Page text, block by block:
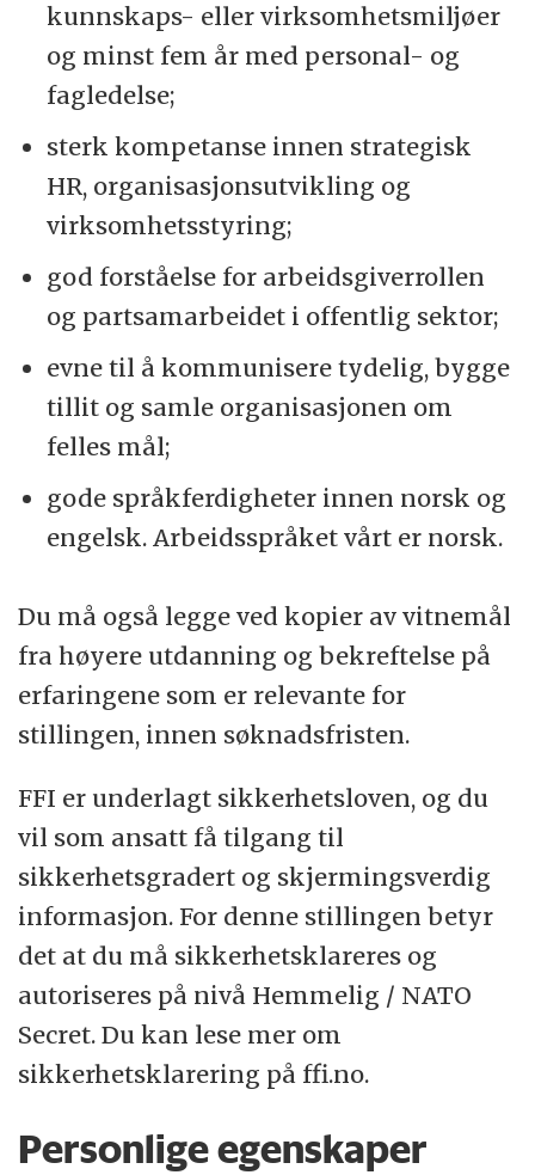
kunnskaps- eller virksomhetsmiljøer
og minst fem år med personal- og
fagledelse;
sterk kompetanse innen strategisk
HR, organisasjonsutvikling og
virksomhetsstyring;
god forståelse for arbeidsgiverrollen
og partsamarbeidet i offentlig sektor;
evne til å kommunisere tydelig, bygge
tillit og samle organisasjonen om
felles mål;
gode språkferdigheter innen norsk og
engelsk. Arbeidsspråket vårt er norsk.
Du må også legge ved kopier av vitnemål
fra høyere utdanning og bekreftelse på
erfaringene som er relevante for
stillingen, innen søknadsfristen.
FFI er underlagt sikkerhetsloven, og du
vil som ansatt få tilgang til
sikkerhetsgradert og skjermingsverdig
informasjon. For denne stillingen betyr
det at du må sikkerhetsklareres og
autoriseres på nivå Hemmelig / NATO
Secret. Du kan lese mer om
sikkerhetsklarering på ffi.no.
Personlige egenskaper